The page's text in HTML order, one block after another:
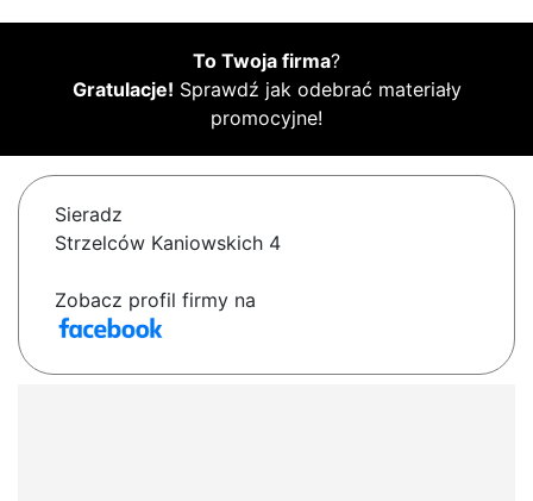
To Twoja firma?
Gratulacje! Sprawdź jak odebrać materiały
promocyjne!
Sieradz
Strzelców Kaniowskich 4
Zobacz profil firmy na